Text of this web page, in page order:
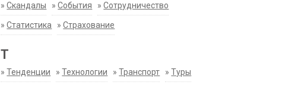
»Скандалы »События »Сотрудничество
»Статистика »Страхование
Т
»Тенденции »Технологии »Транспорт »Туры